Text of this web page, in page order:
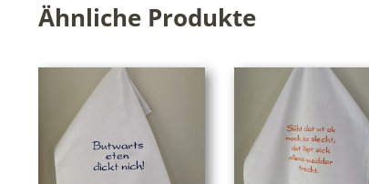
Ähnliche Produkte